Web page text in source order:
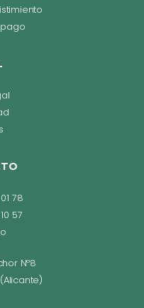
78
57
Nº8